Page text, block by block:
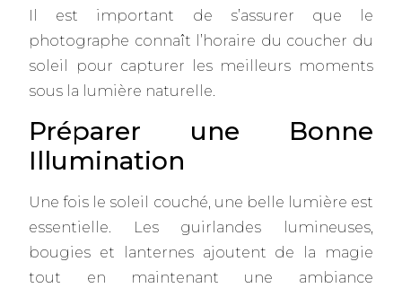
Il est important de s’assurer que le
photographe connaît l’horaire du coucher du
soleil pour capturer les meilleurs moments
sous la lumière naturelle.
Préparer une Bonne
Illumination
Une fois le soleil couché, une belle lumière est
essentielle. Les guirlandes lumineuses,
bougies et lanternes ajoutent de la magie
tout en maintenant une ambiance